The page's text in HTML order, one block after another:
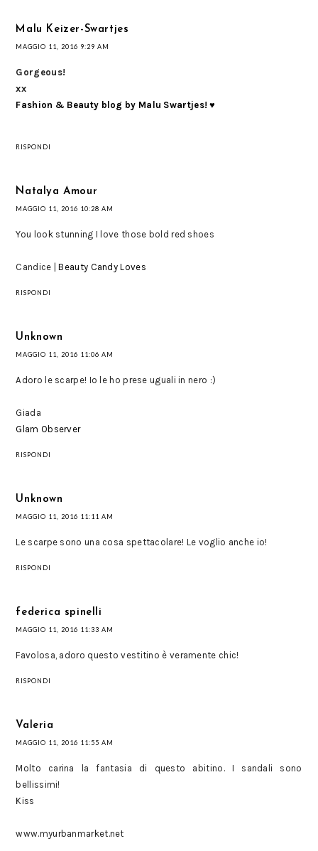
Malu Keizer-Swartjes
MAGGIO 11, 2016 9:29 AM
Gorgeous!
xx
Fashion & Beauty blog by Malu Swartjes! ♥
RISPONDI
Natalya Amour
MAGGIO 11, 2016 10:28 AM
You look stunning I love those bold red shoes
Candice |Beauty Candy Loves
RISPONDI
Unknown
MAGGIO 11, 2016 11:06 AM
Adoro le scarpe! Io le ho prese uguali in nero :)
Giada
Glam Observer
RISPONDI
Unknown
MAGGIO 11, 2016 11:11 AM
Le scarpe sono una cosa spettacolare! Le voglio anche io!
RISPONDI
federica spinelli
MAGGIO 11, 2016 11:33 AM
Favolosa, adoro questo vestitino è veramente chic!
RISPONDI
Valeria
MAGGIO 11, 2016 11:55 AM
Molto carina la fantasia di questo abitino. I sandali sono
bellissimi!
Kiss
www.myurbanmarket.net